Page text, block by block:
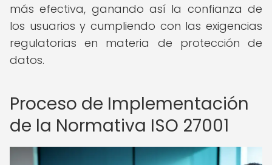
más efectiva, ganando así la confianza de
los usuarios y cumpliendo con las exigencias
regulatorias en materia de protección de
datos.
Proceso de Implementación
de la Normativa ISO 27001